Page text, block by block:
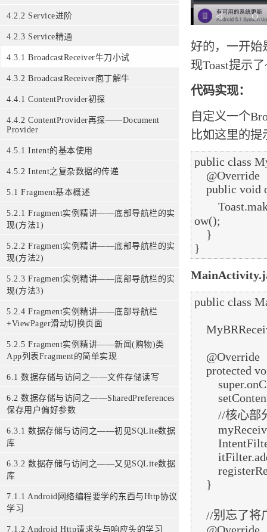
4.2.2 Service进阶
4.2.3 Service精通
4.3.1 BroadcastReceiver牛刀小试
4.3.2 BroadcastReceiver庖丁解牛
4.4.1 ContentProvider初探
4.4.2 ContentProvider再探——Document
Provider
4.5.1 Intent的基本使用
4.5.2 Intent之复杂数据的传递
5.1 Fragment基本概述
5.2.1 Fragment实例精讲——底部导航栏的实
现(方法1)
5.2.2 Fragment实例精讲——底部导航栏的实
现(方法2)
5.2.3 Fragment实例精讲——底部导航栏的实
现(方法3)
5.2.4 Fragment实例精讲——底部导航栏
+ViewPager滑动切换页面
5.2.5 Fragment实例精讲——新闻(购物)类
App列表Fragment的简单实现
6.1 数据存储与访问之——文件存储读写
6.2 数据存储与访问之——SharedPreferences
保存用户偏好参数
6.3.1 数据存储与访问之——初见SQLite数据
库
6.3.2 数据存储与访问之——又见SQLite数据
库
7.1.1 Android网络编程要学的东西与Http协议
学习
7.1.2 Android Http请求头与响应头的学习
好的，一开始
现Toast提示
代码实现：
自定义一个
比如这里的提
public class
ow();
public class